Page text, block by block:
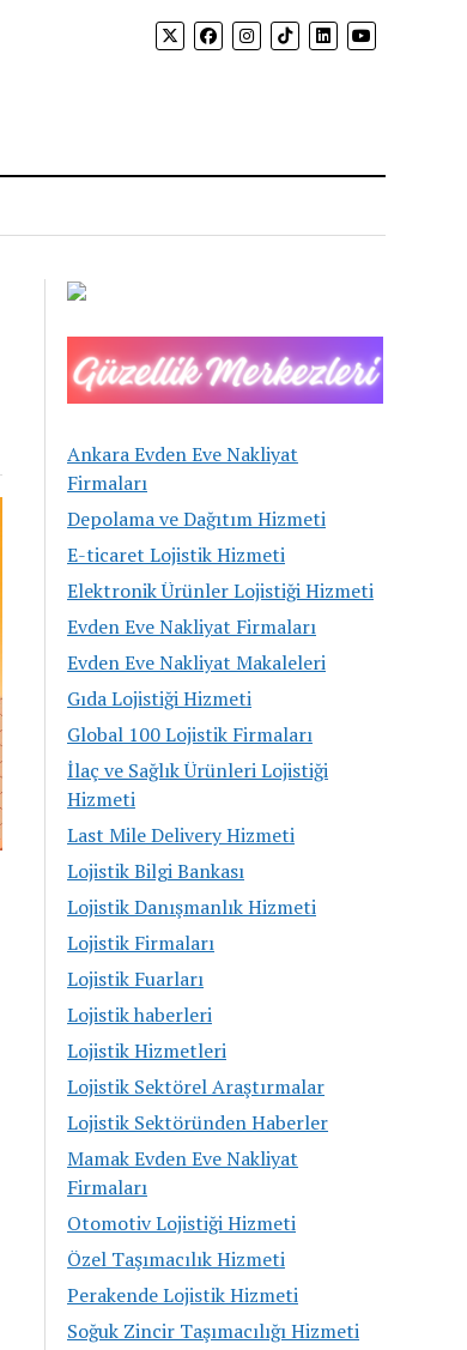
Ankara Evden Eve Nakliyat
Firmaları
Depolama ve Dağıtım Hizmeti
E-ticaret Lojistik Hizmeti
Elektronik Ürünler Lojistiği Hizmeti
Evden Eve Nakliyat Firmaları
Evden Eve Nakliyat Makaleleri
Gıda Lojistiği Hizmeti
Global 100 Lojistik Firmaları
İlaç ve Sağlık Ürünleri Lojistiği
Hizmeti
Last Mile Delivery Hizmeti
Lojistik Bilgi Bankası
Lojistik Danışmanlık Hizmeti
Lojistik Firmaları
Lojistik Fuarları
Lojistik haberleri
Lojistik Hizmetleri
Lojistik Sektörel Araştırmalar
Lojistik Sektöründen Haberler
Mamak Evden Eve Nakliyat
Firmaları
Otomotiv Lojistiği Hizmeti
Özel Taşımacılık Hizmeti
Perakende Lojistik Hizmeti
Soğuk Zincir Taşımacılığı Hizmeti